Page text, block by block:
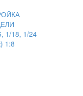
1/18, 1/24
1:8